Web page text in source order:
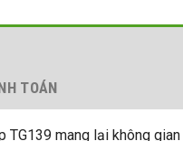
TOÁN
TG139 mang lại không